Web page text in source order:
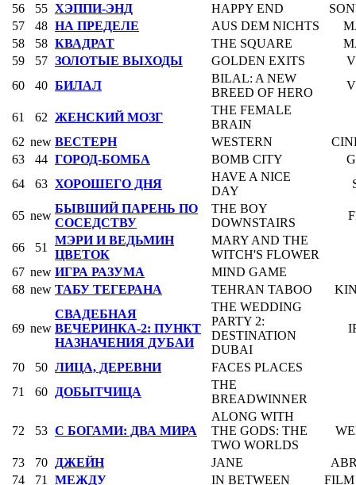
56
55 ХЭППИ-ЭНД HAPPY END
57
48 НА ПРЕДЕЛЕ AUS DEM NICHTS
58
58 КВАДРАТ THE SQUARE
59
57 ЗОЛОТЫЕ ВЫХОДЫ GOLDEN EXITS
60
40 БИЛАЛ
BILAL: A NEW
BREED OF HERO
61 62 ЖЕНСКИЙ МОЗГ
THE FEMALE
BRAIN
62 new ВЕСТЕРН WESTERN
63
44 ГОРОД-БОМБА BOMB CITY
64
63 ХОРОШЕГО ДНЯ
HAVE A NICE
DAY
65 new
БЫВШИЙ ПАРЕНЬ ПО
СОСЕДСТВУ
THE BOY
DOWNSTAIRS
66 51
МЭРИ И ВЕДЬМИН
ЦВЕТОК
MARY AND THE
WITCH'S FLOWER
67 new ИГРА РАЗУМА
MIND GAME
68 new ТАБУ ТЕГЕРАНА TEHRAN TABOO
69 new
СВАДЕБНАЯ
ВЕЧЕРИНКА-2: ПУНКТ
НАЗНАЧЕНИЯ ДУБАИ
THE WEDDING
PARTY 2:
DESTINATION
DUBAI
70 50 ЛИЦА, ДЕРЕВНИ FACES PLACES
71
60 ДОБЫТЧИЦА
THE
BREADWINNER
72 53 С БОГАМИ: ДВА МИРА
ALONG WITH
THE GODS: THE
TWO WORLDS
73 70 ДЖЕЙН JANE
74
71 МЕЖДУ IN BETWEEN